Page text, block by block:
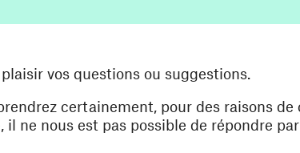
vos questions ou suggestions.
certainement, pour des raisons
il ne nous est pas possible de répondre